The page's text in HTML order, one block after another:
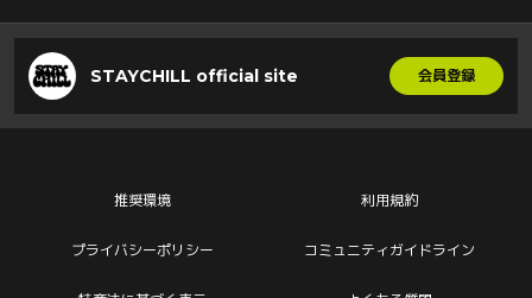
STAYCHILL official site 会員登録
推奨環境 利用規約
プライバシーポリシー コミュニティガイドライン